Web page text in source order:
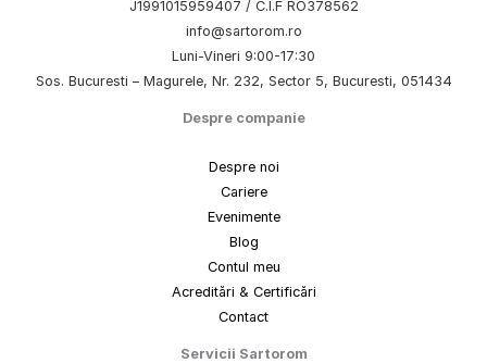
J1991015959407 / C.I.F RO378562
info@sartorom.ro
Luni-Vineri 9:00-17:30
Sos. Bucuresti – Magurele, Nr. 232, Sector 5, Bucuresti, 051434
Despre companie
Despre noi
Cariere
Evenimente
Blog
Contul meu
Acreditări & Certificări
Contact
Servicii Sartorom